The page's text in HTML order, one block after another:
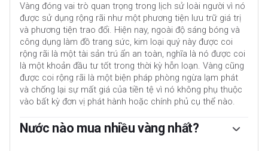
Vàng đóng vai trò quan trọng trong lịch sử loài người vì nó
được sử dụng rộng rãi như một phương tiện lưu trữ giá trị
và phương tiện trao đổi. Hiện nay, ngoài độ sáng bóng và
công dụng làm đồ trang sức, kim loại quý này được coi
rộng rãi là một tài sản trú ẩn an toàn, nghĩa là nó được coi
là một khoản đầu tư tốt trong thời kỳ hỗn loạn. Vàng cũng
được coi rộng rãi là một biện pháp phòng ngừa lạm phát
và chống lại sự mất giá của tiền tệ vì nó không phụ thuộc
vào bất kỳ đơn vị phát hành hoặc chính phủ cụ thể nào.
Nước nào mua nhiều vàng nhất?